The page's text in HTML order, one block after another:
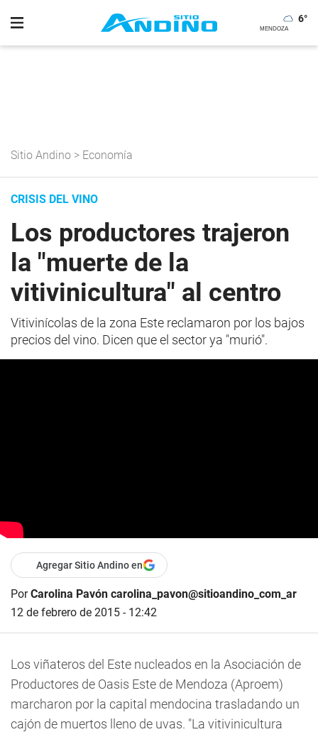
6°
Sitio Andino > Economía
CRISIS DEL VINO
Los productores trajeron
la "muerte de la
vitivinicultura" al centro
Vitivinícolas de la zona Este reclamaron por los bajos
precios del vino. Dicen que el sector ya "murió".
Agregar Sitio Andino en
PorCarolina Pavón carolina_pavon@sitioandino_com_ar
12 de febrero de 2015 - 12:42
Los viñateros del Este nucleados en la Asociación de
Productores de Oasis Este de Mendoza (Aproem)
marcharon por la capital mendocina trasladando un
cajón de muertos lleno de uvas. "La vitivinicultura